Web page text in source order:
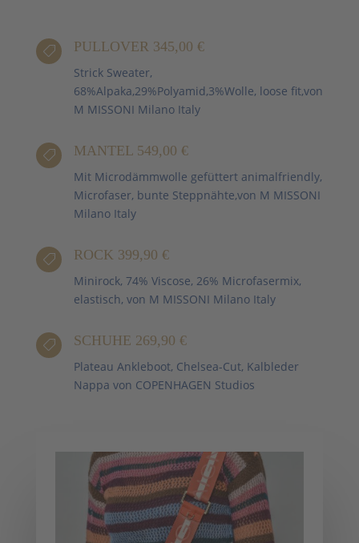
 PULLOVER 345,00 €
Strick Sweater,
68%Alpaka,29%Polyamid,3%Wolle, loose fit,von
M MISSONI Milano Italy
 MANTEL 549,00 €
Mit Microdämmwolle gefüttert animalfriendly,
Microfaser, bunte Steppnähte,von M MISSONI
Milano Italy
 ROCK 399,90 €
Minirock, 74% Viscose, 26% Microfasermix,
elastisch, von M MISSONI Milano Italy
 SCHUHE 269,90 €
Plateau Ankleboot, Chelsea-Cut, Kalbleder
Nappa von COPENHAGEN Studios